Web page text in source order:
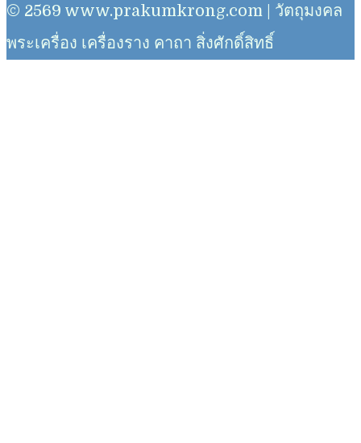
© 2569 www.prakumkrong.com | วัตถุมงคล
พระเครื่อง เครื่องราง คาถา สิ่งศักดิ์สิทธิ์